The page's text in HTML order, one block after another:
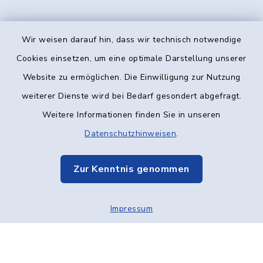
Wir weisen darauf hin, dass wir technisch notwendige
Cookies einsetzen, um eine optimale Darstellung unserer
Website zu ermöglichen. Die Einwilligung zur Nutzung
weiterer Dienste wird bei Bedarf gesondert abgefragt.
Weitere Informationen finden Sie in unseren
Datenschutzhinweisen.
Zur Kenntnis genommen
Impressum
Kontakt
Datenschutz
Elektronische Kommunikation
Sitemap